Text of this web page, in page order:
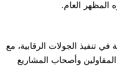
المظهر العام.
في تنفيذ الجولات الرقابية، مع
المقاولين وأصحاب المشاريع